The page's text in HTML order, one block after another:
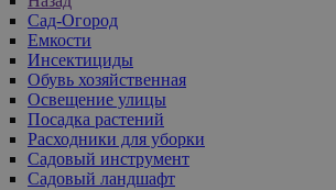
Сад-Огород
Емкости
Инсектициды
Обувь хозяйственная
Освещение улицы
Посадка растений
Расходники для уборки
Садовый инструмент
Садовый ландшафт